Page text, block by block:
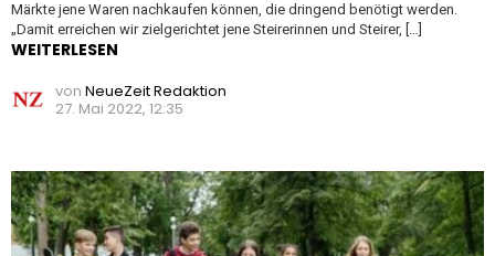
Märkte jene Waren nachkaufen können, die dringend benötigt werden.
„Damit erreichen wir zielgerichtet jene Steirerinnen und Steirer, […]
WEITERLESEN
von NeueZeit Redaktion
27. Mai 2022, 12:35